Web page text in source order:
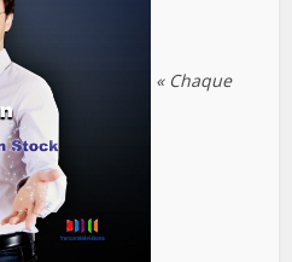
« Chaque